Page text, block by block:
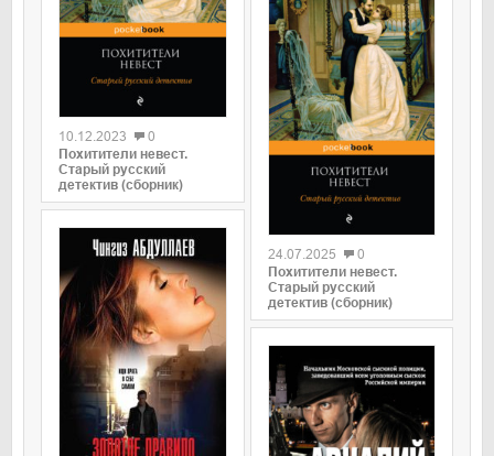
10.12.2023
0
Похитители невест.
Старый русский
детектив (сборник)
24.07.2025
0
Похитители невест.
Старый русский
детектив (сборник)